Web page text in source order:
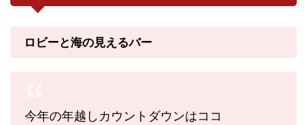
ロビーと海の見えるバー
今年の年越しカウントダウンはココ